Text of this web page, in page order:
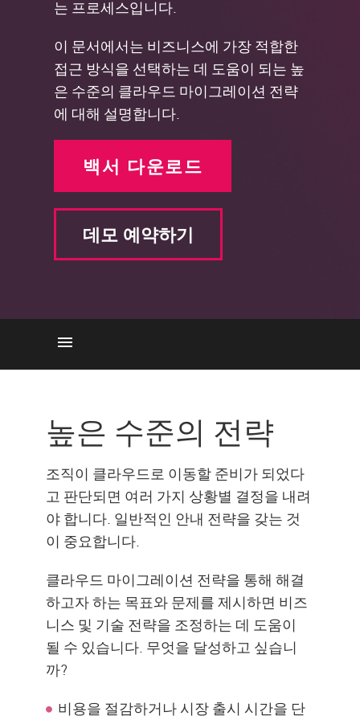
는 프로세스입니다.
이 문서에서는 비즈니스에 가장 적합한
접근 방식을 선택하는 데 도움이 되는 높
은 수준의 클라우드 마이그레이션 전략
에 대해 설명합니다.
백서 다운로드
데모 예약하기
식스 R(Six R's)
어디서부터 시작해야 할까?
계정
결론
높은 수준의 전략
조직이 클라우드로 이동할 준비가 되었다
고 판단되면 여러 가지 상황별 결정을 내려
야 합니다. 일반적인 안내 전략을 갖는 것
이 중요합니다.
클라우드 마이그레이션 전략을 통해 해결
하고자 하는 목표와 문제를 제시하면 비즈
니스 및 기술 전략을 조정하는 데 도움이
될 수 있습니다. 무엇을 달성하고 싶습니
까?
비용을 절감하거나 시장 출시 시간을 단